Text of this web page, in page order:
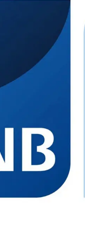
Bauen (DGNB)
für
Bestandsgebäude
die
das Wohlbefinden
und
Kosten für
dem Wohlbefinden
Gruppe
die